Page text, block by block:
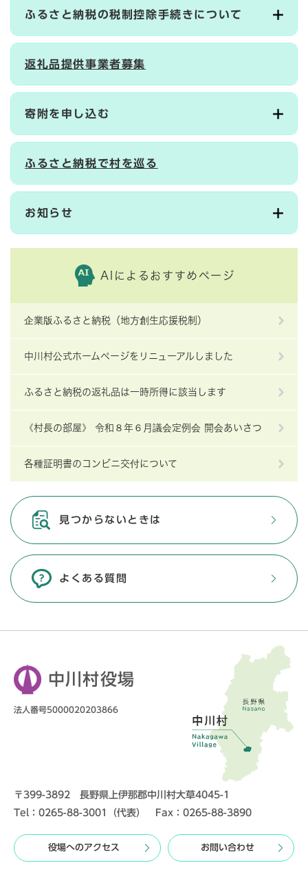
ふるさと納税の税制控除手続きについて
返礼品提供事業者募集
寄附を申し込む
ふるさと納税で村を巡る
お知らせ
AIによるおすすめページ
企業版ふるさと納税（地方創生応援税制）
中川村公式ホームページをリニューアルしました
ふるさと納税の返礼品は一時所得に該当します
《村長の部屋》 令和８年６月議会定例会 開会あいさつ
各種証明書のコンビニ交付について
見つからないときは
よくある質問
中川村役場
法人番号5000020203866
〒399-3892 長野県上伊那郡中川村大草4045-1
Tel：0265-88-3001（代表） Fax：0265-88-3890
役場へのアクセス お問い合わせ